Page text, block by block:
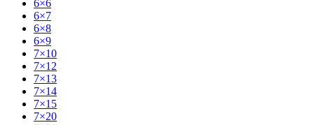
6×6
6×7
6×8
6×9
7×10
7×12
7×13
7×14
7×15
7×20